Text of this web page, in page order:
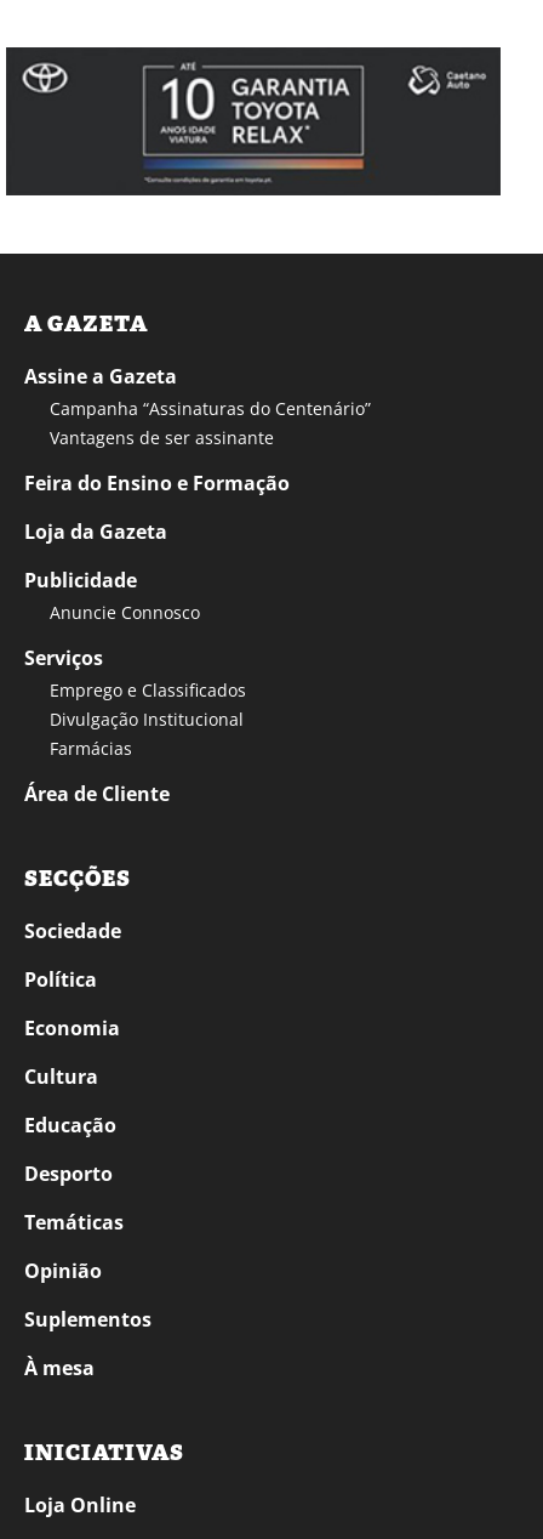
A GAZETA
Assine a Gazeta
Campanha “Assinaturas do Centenário”
Vantagens de ser assinante
Feira do Ensino e Formação
Loja da Gazeta
Publicidade
Anuncie Connosco
Serviços
Emprego e Classificados
Divulgação Institucional
Farmácias
Área de Cliente
SECÇÕES
Sociedade
Política
Economia
Cultura
Educação
Desporto
Temáticas
Opinião
Suplementos
À mesa
INICIATIVAS
Loja Online